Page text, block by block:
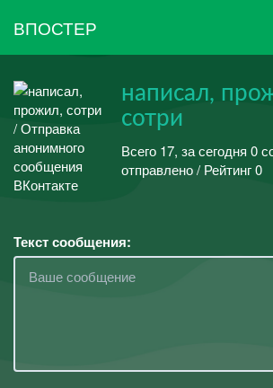
ВПОСТЕР
написал,
сотри
Всего 17, за сегодня 0
отправлено / Рейтинг 0
Текст сообщения: